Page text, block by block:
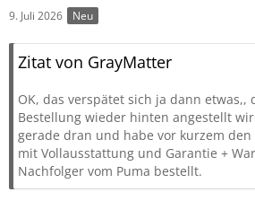
9. Juli 2026 Neu
Zitat von GrayMatter
OK, das verspätet sich ja dann etwas,,
Bestellung wieder hinten angestellt
gerade dran und habe vor kurzem den
mit Vollausstattung und Garantie +
Nachfolger vom Puma bestellt.